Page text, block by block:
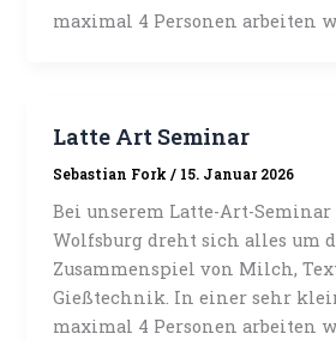
maximal 4 Personen arbeiten
Latte Art Seminar
Sebastian Fork/ 15. Januar 2026
Bei unserem Latte-Art-
Wolfsburg dreht sich alles um
Zusammenspiel von Milch,
Gießtechnik. In einer sehr
maximal 4 Personen arbeiten